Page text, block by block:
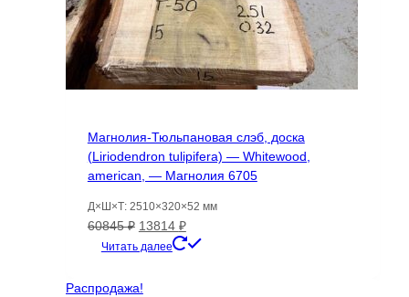
Магнолия-Тюльпановая слэб, доска
(Liriodendron tulipifera) — Whitewood,
american, — Магнолия 6705
Д×Ш×Т: 2510×320×52 мм
60845₽ Первоначальная
цена
60845 ₽.
13814 ₽Текущая
цена:
Читать далее
Распродажа!